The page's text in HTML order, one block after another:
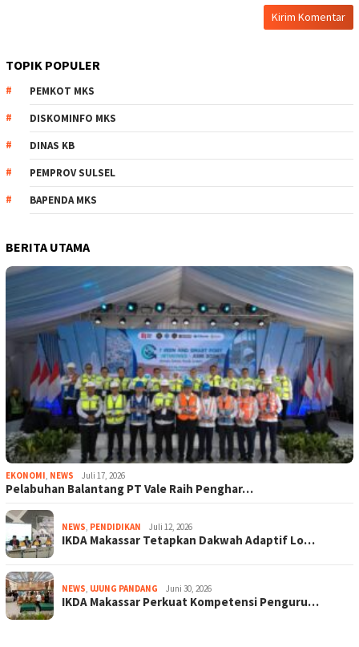
TOPIK POPULER
PEMKOT MKS
DISKOMINFO MKS
DINAS KB
PEMPROV SULSEL
BAPENDA MKS
BERITA UTAMA
EKONOMI, NEWS Juli 17, 2026
Pelabuhan Balantang PT Vale Raih Penghar…
NEWS, PENDIDIKAN Juli 12, 2026
IKDA Makassar Tetapkan Dakwah Adaptif Lo…
NEWS, UJUNG PANDANG Juni 30, 2026
IKDA Makassar Perkuat Kompetensi Penguru…